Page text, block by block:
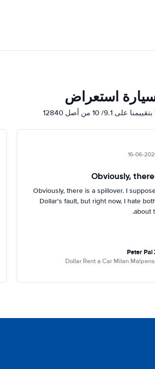
سيارة استعراض
على 9.1/ 10 من أصل 12840
16-06-
Obviously,
Obviously, there is a spillover. I
Dollar's fault, but right now, I hate
about
Peter Pal
Dollar Rent a Car Milan